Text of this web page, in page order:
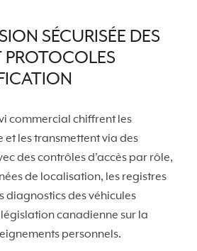
SÉCURISÉE DES
PROTOCOLES
commercial chiffrent les
et les transmettent via des
des contrôles d'accès par rôle,
de localisation, les registres
diagnostics des véhicules
canadienne sur la
personnels.